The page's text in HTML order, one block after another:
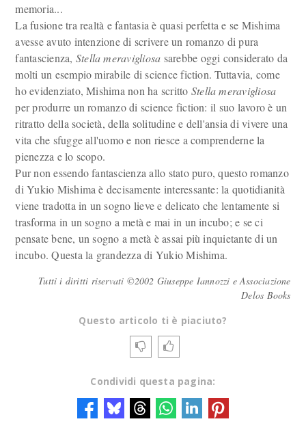
memoria...
La fusione tra realtà e fantasia è quasi perfetta e se Mishima
avesse avuto intenzione di scrivere un romanzo di pura
fantascienza, Stella meravigliosa sarebbe oggi considerato da
molti un esempio mirabile di science fiction. Tuttavia, come
ho evidenziato, Mishima non ha scritto Stella meravigliosa
per produrre un romanzo di science fiction: il suo lavoro è un
ritratto della società, della solitudine e dell'ansia di vivere una
vita che sfugge all'uomo e non riesce a comprenderne la
pienezza e lo scopo.
Pur non essendo fantascienza allo stato puro, questo romanzo
di Yukio Mishima è decisamente interessante: la quotidianità
viene tradotta in un sogno lieve e delicato che lentamente si
trasforma in un sogno a metà e mai in un incubo; e se ci
pensate bene, un sogno a metà è assai più inquietante di un
incubo. Questa la grandezza di Yukio Mishima.
Tutti i diritti riservati ©2002 Giuseppe Iannozzi e Associazione
Delos Books
Questo articolo ti è piaciuto?
Condividi questa pagina: